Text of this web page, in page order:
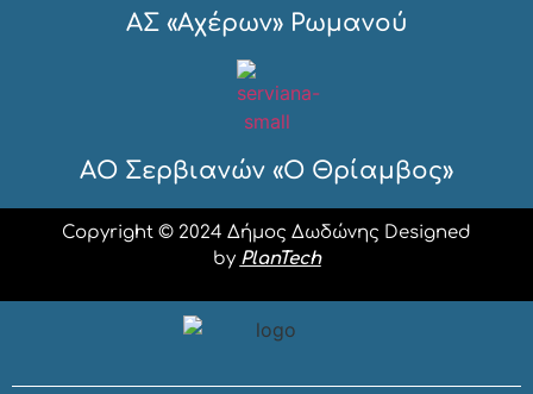
ΑΣ «Αχέρων» Ρωμανού
ΑΟ Σερβιανών «Ο Θρίαμβος»
Copyright © 2024 Δήμος Δωδώνης Designed
by PlanTech